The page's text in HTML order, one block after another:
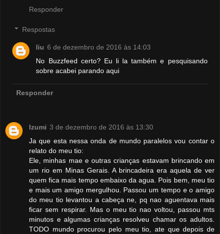
Responder
Respostas
liu 6 de dezembro de 2016 às 14:03
No Buzzfeed certo? Eu li la também e pesquisando
sobre acabei parando aqui
Responder
Izumi 3 de dezembro de 2016 às 13:30
Ja que esta nessa onda de mundo paralelos vou contar o
relato do meu tio:
Ele, minhas mae e outras crianças estavam brincando em
um rio em Minas Gerais. A brincadeira era aquela de ver
quem fica mais tempo embaixo da agua. Pois bem, meu tio
e mais um amigo mergulhou. Passou um tempo e o amigo
do meu tio levantou a cabeça ne, pq nao aguentava mais
ficar sem respirar. Mas o meu tio nao voltou, passou mts
minutos e algumas crianças resolveu chamar os adultos.
TODO mundo procurou pelo meu tio, ate que depois de